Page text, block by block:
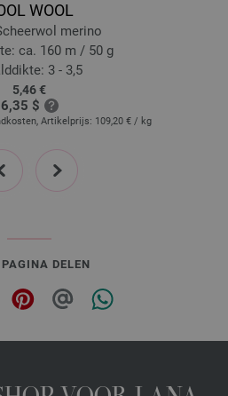
WOOL
merino
ca. 160 m / 50 g
3 - 3,5
5,46 €
6,35 $
Artikelprijs: 109,20 € / kg
next
PAGINA DELEN